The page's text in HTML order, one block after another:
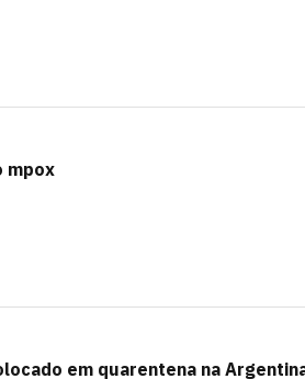
mpox
em quarentena na